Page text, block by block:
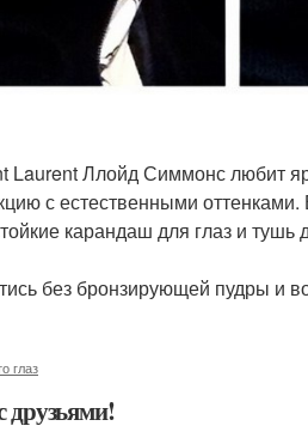
Laurent Ллойд Симмонс любит
с естественными
карандаш для глаз и
без бронзирующей пудры и
глаз
друзьями!